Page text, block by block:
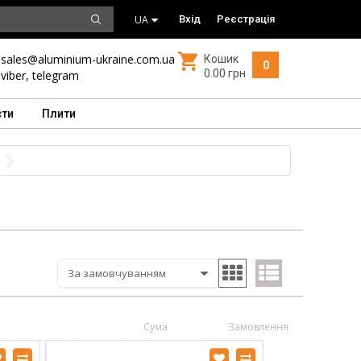
UA Вхід Реєстрація
sales@aluminium-ukraine.com.ua
viber,telegram
0
Кошик
0.00 грн
Плити
Сума Замовлення